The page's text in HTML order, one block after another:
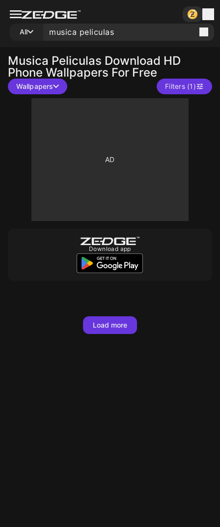
All
Musica Peliculas Download HD
Phone Wallpapers For Free
Wallpapers Filters (1)
Download app
Load more